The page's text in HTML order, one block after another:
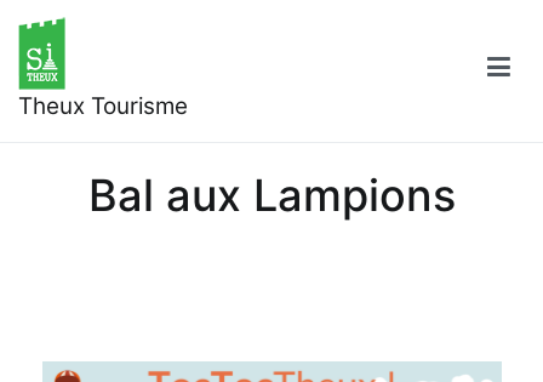
contenu
Theux Tourisme
Bal aux Lampions